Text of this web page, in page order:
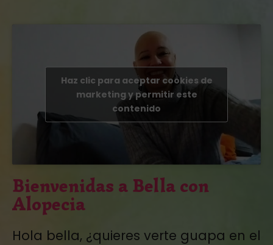
Haz clic para aceptar cookies de
marketing y permitir este
contenido
Bienvenidas a Bella con
Alopecia
Hola bella, ¿quieres verte guapa en el